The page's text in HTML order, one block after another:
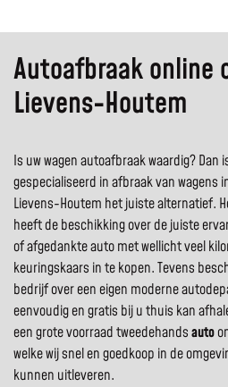
Autoafbraak online
Lievens-Houtem
Is uw wagen autoafbraak waardig? Dan
gespecialiseerd in afbraak van wagens
Lievens-Houtem het juiste alternatief.
heeft de beschikking over de juiste
of afgedankte auto met wellicht veel
keuringskaars in te kopen. Tevens
bedrijf over een eigen moderne
eenvoudig en gratis bij u thuis kan
een grote voorraad tweedehandsauto
welke wij snel en goedkoop in de
kunnen uitleveren.